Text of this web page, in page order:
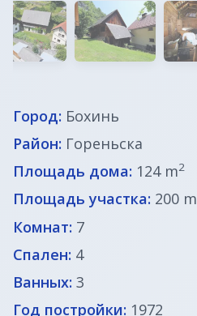
Дома в Любляне
Фермы в Словении
Дома до € 100 000
ВНЖ в Словении
Город: Бохинь
Район: Гореньска
Площадь дома: 124 m2
Площадь участка: 200 m
Комнат: 7
Спален: 4
Ванных: 3
Год постройки: 1972